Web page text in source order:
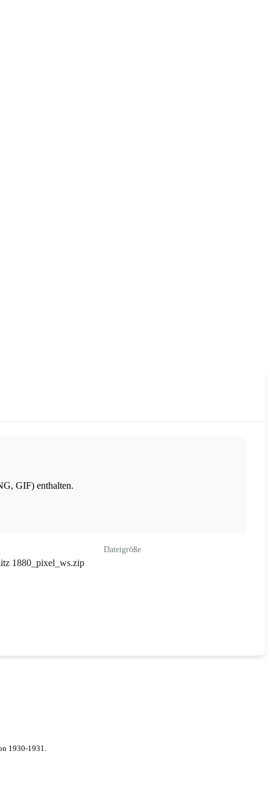
GIF) enthalten.
1880_pixel_ws.zip
Dateigröße
1930-1931.